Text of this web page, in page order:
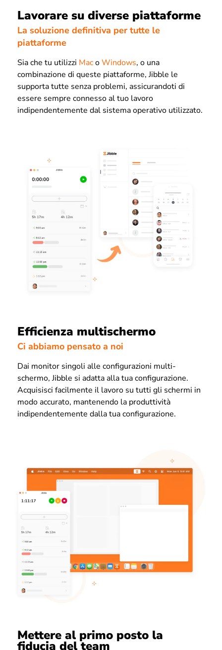
Lavorare su diverse piattaforme
La soluzione definitiva per tutte le
piattaforme
Sia che tu utilizzi MacoWindows, o una
combinazione di queste piattaforme, Jibble le
supporta tutte senza problemi, assicurandoti di
essere sempre connesso al tuo lavoro
indipendentemente dal sistema operativo utilizzato.
Efficienza multischermo
Ci abbiamo pensato a noi
Dai monitor singoli alle configurazioni multi-
schermo, Jibble si adatta alla tua configurazione.
Acquisisci facilmente il lavoro su tutti gli schermi in
modo accurato, mantenendo la produttività
indipendentemente dalla tua configurazione.
Mettere al primo posto la
fiducia del team